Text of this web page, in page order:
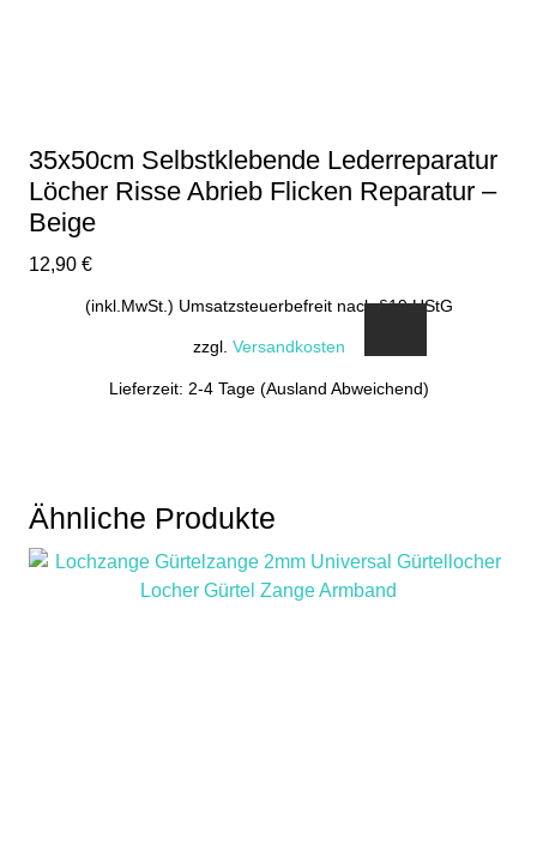
werden
35x50cm Selbstklebende Lederreparatur
Löcher Risse Abrieb Flicken Reparatur –
Beige
12,90 €
(inkl.MwSt.) Umsatzsteuerbefreit nach §19 UStG
zzgl. Versandkosten
Lieferzeit: 2-4 Tage (Ausland Abweichend)
Ähnliche Produkte